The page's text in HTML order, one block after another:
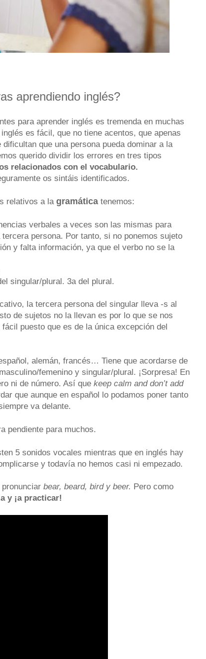
aprendiendo inglés?
para aprender inglés es tremenda en muchas
es fácil, que no tiene acentos, que apenas
que una persona pueda dominar a la
querido dividir los errores en tres tipos
relacionados con el vocabulario.
os sintáis identificados.
relativos a la gramática tenemos:
verbales a veces son las mismas para
persona. Por tanto, si no ponemos sujeto
y falta información, ya que el verbo no se la
plural. 3a del plural.
la tercera persona del singular lleva -s al
de sujetos no la llevan es por lo que se nos
puesto que es de la única excepción del
alemán, francés… Tiene que acordarse de
femenino y singular/plural. ¡Sorpresa! En
ni de número. Así que keep calm and don’t add
que aunque en español lo podamos poner tanto
va delante.
pendiente para muchos.
5 sonidos vocales mientras que en inglés hay
y todavía no hemos casi ni empezado.
bear, beard, bird y beer. Pero como
y ¡a practicar!